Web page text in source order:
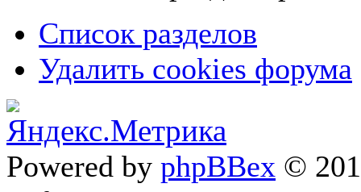
Список разделов
Удалить cookies форума
Powered by phpBBex ©